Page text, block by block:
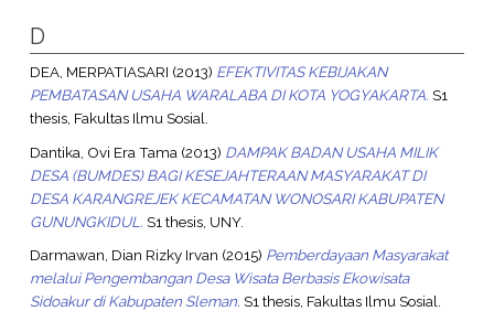
D
DEA, MERPATIASARI (2013) EFEKTIVITAS KEBIJAKAN
PEMBATASAN USAHA WARALABA DI KOTA YOGYAKARTA. S1
thesis, Fakultas Ilmu Sosial.
Dantika, Ovi Era Tama (2013) DAMPAK BADAN USAHA MILIK
DESA (BUMDES) BAGI KESEJAHTERAAN MASYARAKAT DI
DESA KARANGREJEK KECAMATAN WONOSARI KABUPATEN
GUNUNGKIDUL. S1 thesis, UNY.
Darmawan, Dian Rizky Irvan (2015) Pemberdayaan Masyarakat
melalui Pengembangan Desa Wisata Berbasis Ekowisata
Sidoakur di Kabupaten Sleman. S1 thesis, Fakultas Ilmu Sosial.